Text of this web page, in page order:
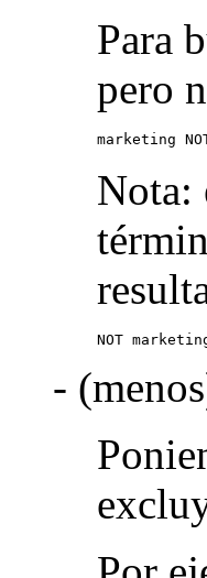
Para
pero
marketing
Nota:
NOT
-